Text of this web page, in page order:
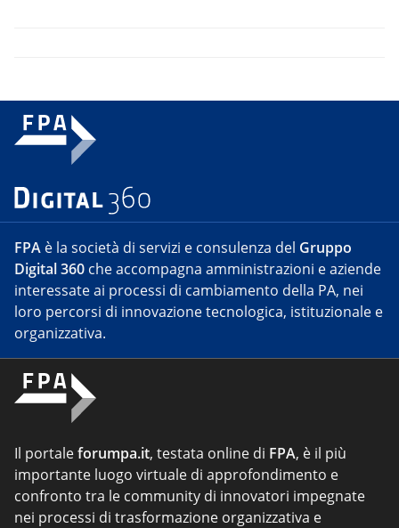
FPA è la società di servizi e consulenza del Gruppo
Digital 360 che accompagna amministrazioni e aziende
interessate ai processi di cambiamento della PA, nei
loro percorsi di innovazione tecnologica, istituzionale e
organizzativa.
Il portaleforumpa.it, testata online di FPA, è il più
importante luogo virtuale di approfondimento e
confronto tra le community di innovatori impegnate
nei processi di trasformazione organizzativa e